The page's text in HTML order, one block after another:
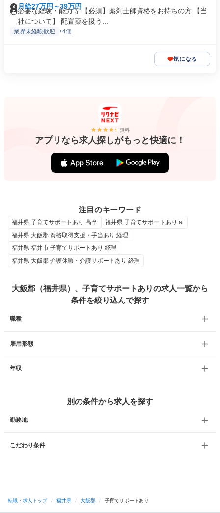
月給27万円～39万円
必要な経験・能力等 【必須】薬剤士師資格をお持ちの方 【当
社について】 配置薬を扱う...
業界未経験歓迎 +4個
気になる
無料
アプリなら求人探しがもっと快適に！
注目のキーワード
福井県 子育てサポートあり 高卒
福井県 子育てサポートあり at
福井県 大飯郡 資格取得支援・手当あり 経理
福井県 福井市 子育てサポートあり 経理
福井県 大飯郡 介護休暇・介護サポートあり 経理
大飯郡（福井県）、子育てサポートありの求人一覧から
条件を絞り込んで探す
職種
雇用形態
年収
別の条件から求人を探す
勤務地
こだわり条件
転職・求人トップ / 福井県 / 大飯郡 / 子育てサポートあり